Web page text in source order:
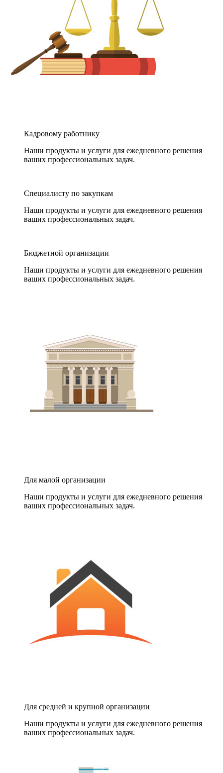
Кадровому работнику
Наши продукты и услуги для ежедневного решения
ваших профессиональных задач.
Специалисту по закупкам
Наши продукты и услуги для ежедневного решения
ваших профессиональных задач.
Бюджетной организации
Наши продукты и услуги для ежедневного решения
ваших профессиональных задач.
Для малой организации
Наши продукты и услуги для ежедневного решения
ваших профессиональных задач.
Для средней и крупной организации
Наши продукты и услуги для ежедневного решения
ваших профессиональных задач.